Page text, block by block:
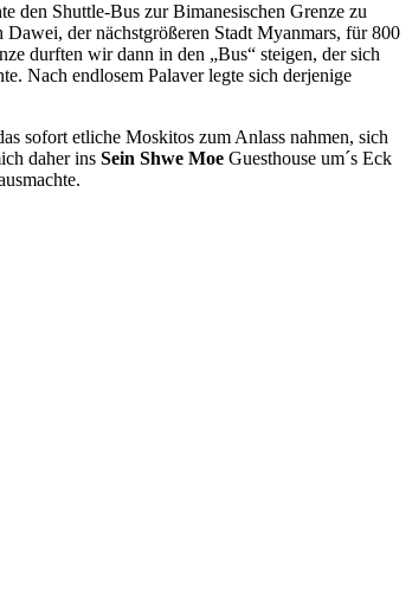
den Shuttle-Bus zur Bimanesischen Grenze zu
der nächstgrößeren Stadt Myanmars, für 800
durften wir dann in den „Bus“ steigen, der sich
Nach endlosem Palaver legte sich derjenige
sofort etliche Moskitos zum Anlass nahmen, sich
daher ins Sein Shwe Moe Guesthouse um´s Eck